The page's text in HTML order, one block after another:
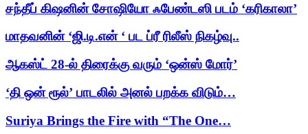
சந்தீப் கிஷனின் சோஷியோ ஃபேண்டஸி படம் ‘கரிகாலா’
மாதவனின் ‘ஜி.டி.என் ‘ பட ப்ரீ ரிலீஸ் நிகழ்வு..
ஆகஸ்ட் 28-ல் திரைக்கு வரும் ‘ஒன்ஸ் மோர்’
‘தி ஒன் ரூல்’ பாடலில் அனல் பறக்க விடும்…
Suriya Brings the Fire with “The One…